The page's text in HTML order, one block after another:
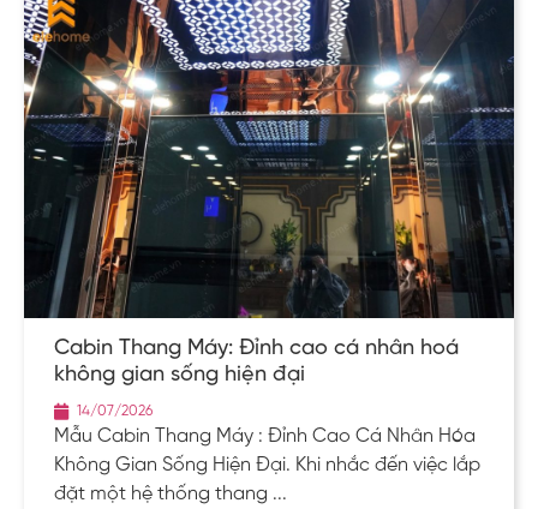
Cabin Thang Máy: Đỉnh cao cá nhân hoá
không gian sống hiện đại
14/07/2026
Mẫu Cabin Thang Máy : Đỉnh Cao Cá Nhân Hóa
Không Gian Sống Hiện Đại. Khi nhắc đến việc lắp
đặt một hệ thống thang ...